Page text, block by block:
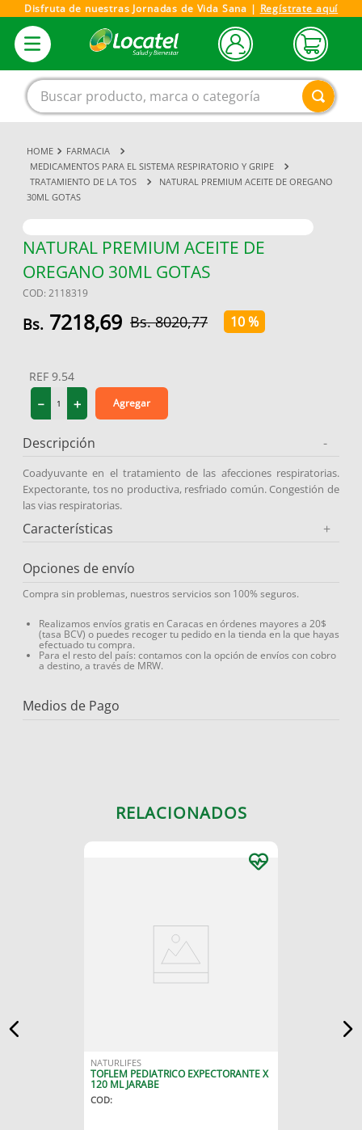
Disfruta de nuestras Jornadas de Vida Sana | Regístrate aquí
Buscar producto, marca o categoría
FARMACIA
MEDICAMENTOS PARA EL SISTEMA RESPIRATORIO Y GRIPE
TRATAMIENTO DE LA TOS
NATURAL PREMIUM ACEITE DE OREGANO
30ML GOTAS
NATURAL PREMIUM ACEITE DE
OREGANO 30ML GOTAS
COD: 2118319
7218,69 8020,77 10 %
REF 9.54
＋
－ Agregar
Descripción -
Coadyuvante en el tratamiento de las afecciones respiratorias.
Expectorante, tos no productiva, resfriado común. Congestión de
las vias respiratorias.
Características +
Opciones de envío
Compra sin problemas, nuestros servicios son 100% seguros.
Realizamos envíos gratis en Caracas en órdenes mayores a 20$
(tasa BCV) o puedes recoger tu pedido en la tienda en la que hayas
efectuado tu compra.
Para el resto del país: contamos con la opción de envíos con cobro
a destino, a través de MRW.
Medios de Pago
RELACIONADOS
NATURLIFES
TOFLEM PEDIATRICO EXPECTORANTE X
120 ML JARABE
COD:
1.
magnesio
.
omega 3
4 .
vitamina c
5.
vitamina
6.
linezolid
7.
champu
.
miovit
medias compresión